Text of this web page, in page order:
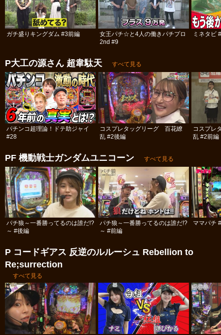
ガチ盛りキングダム #3前編
女王パチ☆と4人の働きパチプロ
2nd #9
ミネタビ
P大工の源さん 超韋駄天 すべて見る
パチンコ超理論！ドテ助ジャイ
#28
コスプレタッグリーグ 百花繚
乱 #2後編
コスプレ
乱 #2前編
PF 機動戦士ガンダムユニコーン すべて見る
パチ狼～一番勝ってるのは誰だ!?
～ #後編
パチ狼～一番勝ってるのは誰だ!?
～ #前編
ママパチ
P コードギアス 反逆のルルーシュ Rebellion to
Re;surrection
すべて見る